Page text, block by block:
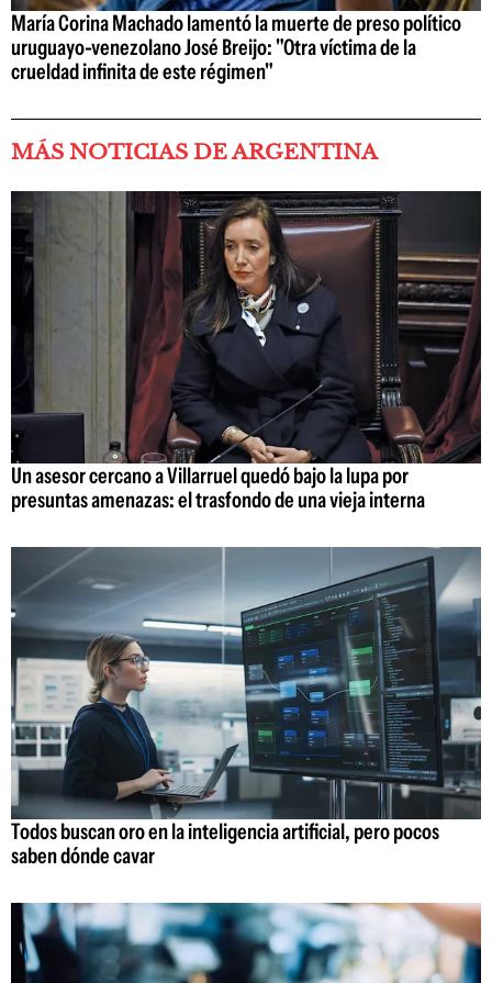
María Corina Machado lamentó la muerte de preso político
uruguayo-venezolano José Breijo: "Otra víctima de la
crueldad infinita de este régimen"
MÁS NOTICIAS DE ARGENTINA
Un asesor cercano a Villarruel quedó bajo la lupa por
presuntas amenazas: el trasfondo de una vieja interna
Todos buscan oro en la inteligencia artificial, pero pocos
saben dónde cavar